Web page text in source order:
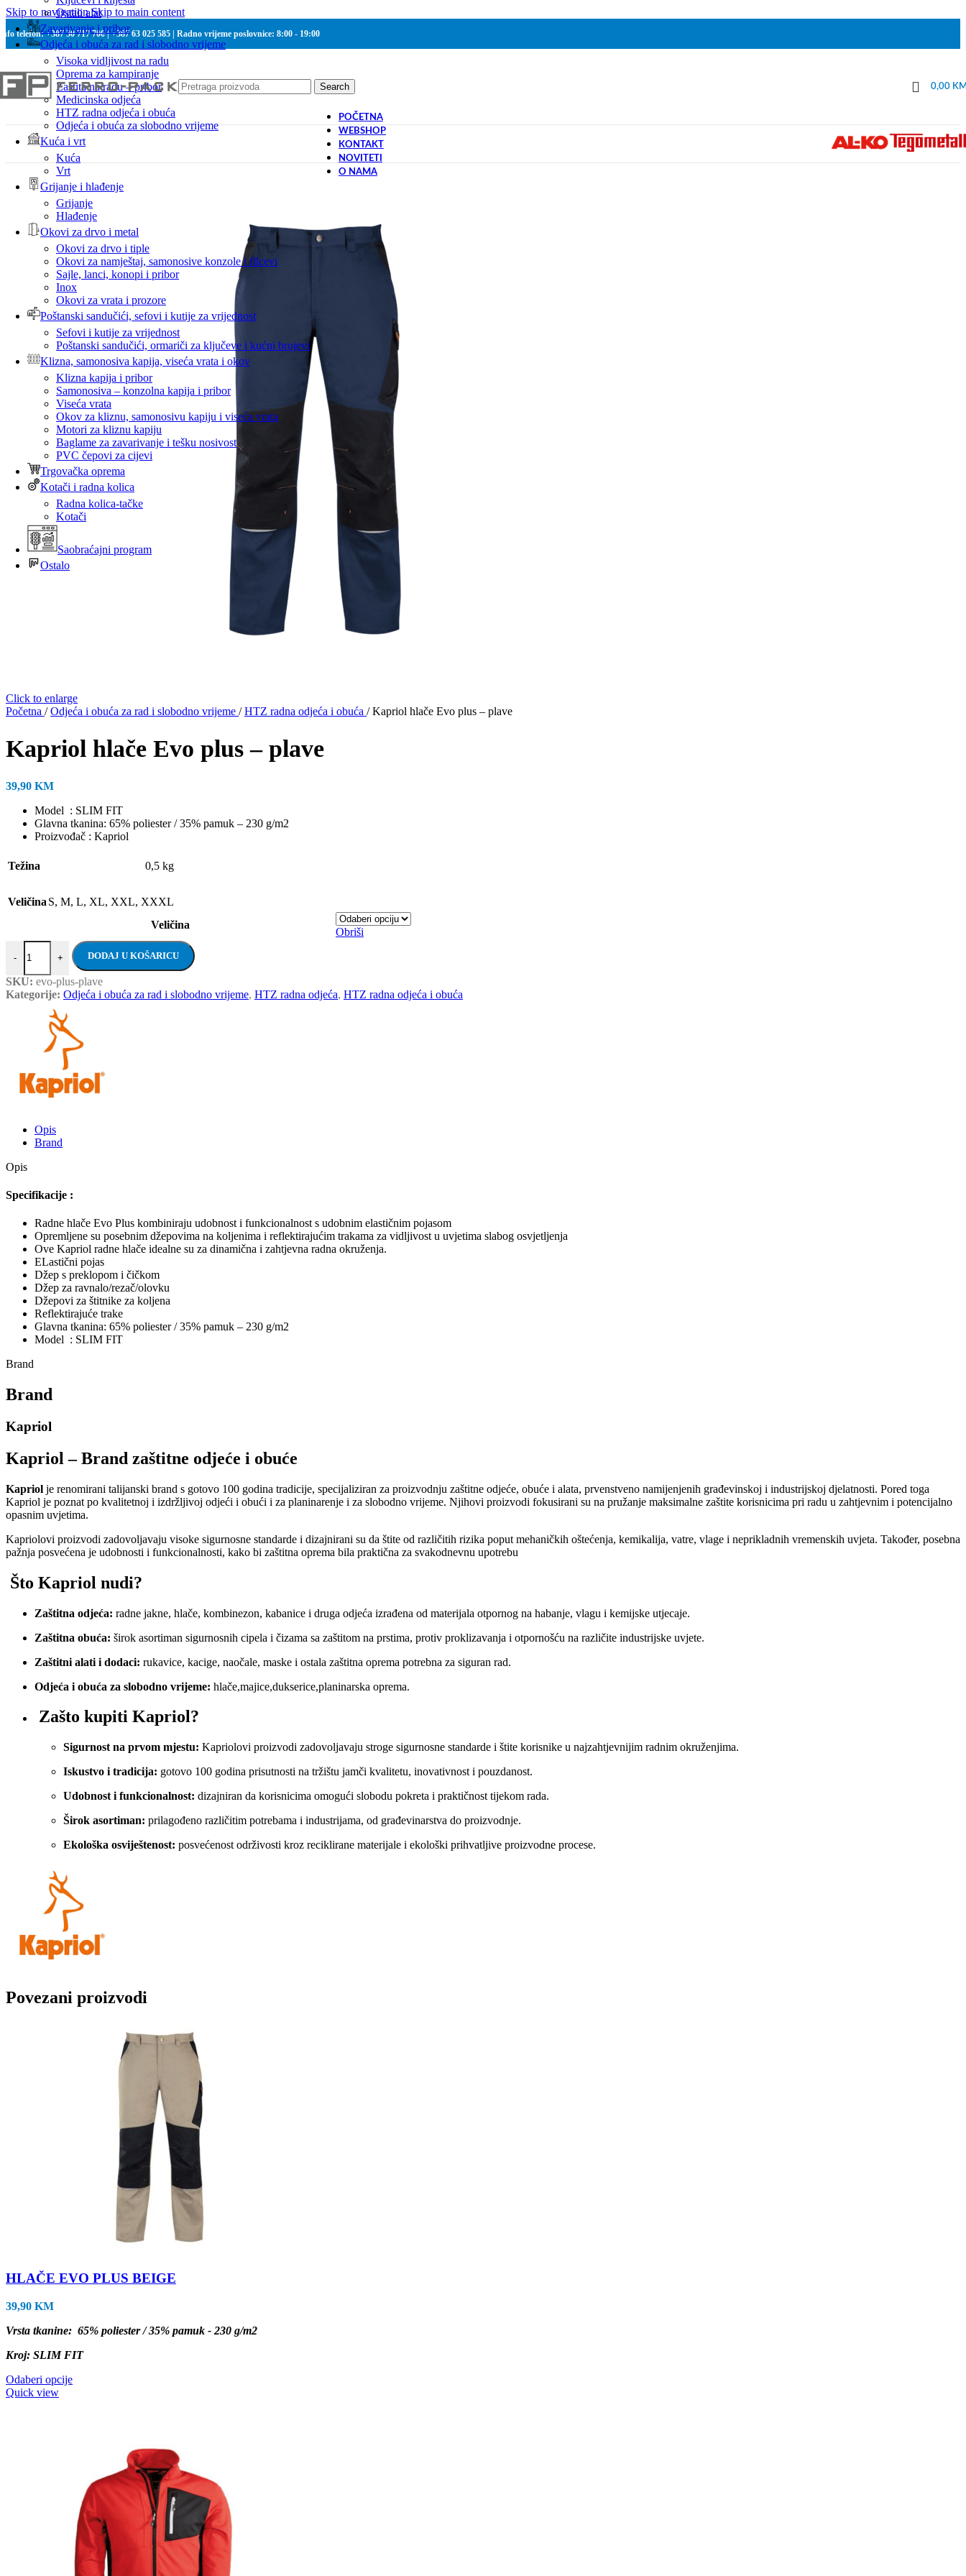
Skip to navigationSkip to main content
telefon: +387 30 717 700 | +387 63 025 585 | Radno vrijeme poslovnice: 8:00 - 19:00
Search 0,00
Ostali alat
Zavarivanje i pribor
Odjeća i obuća za rad i slobodno vrijeme
Visoka vidljivost na radu
Oprema za kampiranje
Zaštita na radu – pribor
Medicinska odjeća
HTZ radna odjeća i obuća
Odjeća i obuća za slobodno vrijeme
Kuća i vrt
Kuća
Vrt
Grijanje i hlađenje
Grijanje
Hlađenje
Okovi za drvo i metal
Okovi za drvo i tiple
Okovi za namještaj, samonosive konzole i filcevi
Sajle, lanci, konopi i pribor
Inox
Okovi za vrata i prozore
Poštanski sandučići, sefovi i kutije za vrijednost
Sefovi i kutije za vrijednost
Poštanski sandučići, ormariči za ključeve i kućni brojevi
Klizna, samonosiva kapija, viseća vrata i okov
Klizna kapija i pribor
Samonosiva – konzolna kapija i pribor
Viseća vrata
Okov za kliznu, samonosivu kapiju i viseća vrata
Motori za kliznu kapiju
Baglame za zavarivanje i tešku nosivost
PVC čepovi za cijevi
Trgovačka oprema
Kotači i radna kolica
Radna kolica-tačke
Kotači
Saobraćajni program
Ostalo
POČETNA
WEBSHOP
KONTAKT
NOVITETI
O NAMA
Click to enlarge
Početna / Odjeća i obuća za rad i slobodno vrijeme / HTZ radna odjeća i obuća / Kapriol hlače Evo plus – plave
Kapriol hlače Evo plus – plave
39,90 KM
Model : SLIM FIT
Glavna tkanina: 65% poliester / 35% pamuk – 230 g/m2
Proizvođač : Kapriol
Težina 0,5 kg
Veličina S, M, L, XL, XXL, XXXL
Veličina
Obriši
-
Kapriol hlače Evo plus - plave količina
+ DODAJ U KOŠARICU
SKU: evo-plus-plave
Kategorije: Odjeća i obuća za rad i slobodno vrijeme, HTZ radna odjeća, HTZ radna odjeća i obuća
Opis
Brand
Opis
Specifikacije :
Radne hlače Evo Plus kombiniraju udobnost i funkcionalnost s udobnim elastičnim pojasom
Opremljene su posebnim džepovima na koljenima i reflektirajućim trakama za vidljivost u uvjetima slabog osvjetljenja
Ove Kapriol radne hlače idealne su za dinamična i zahtjevna radna okruženja.
ELastični pojas
Džep s preklopom i čičkom
Džep za ravnalo/rezač/olovku
Džepovi za štitnike za koljena
Reflektirajuće trake
Glavna tkanina: 65% poliester / 35% pamuk – 230 g/m2
Model : SLIM FIT
Brand
Brand
Kapriol
Kapriol – Brand zaštitne odjeće i obuće
Kapriol je renomirani talijanski brand s gotovo 100 godina tradicije, specijaliziran za proizvodnju zaštitne odjeće, obuće i alata, prvenstveno namijenjenih građevinskoj i industrijskoj djelatnosti. Pored toga
Kapriol je poznat po kvalitetnoj i izdržljivoj odjeći i obući i za planinarenje i za slobodno vrijeme. Njihovi proizvodi fokusirani su na pružanje maksimalne zaštite korisnicima pri radu u zahtjevnim i potencijalno
opasnim uvjetima.
Kapriolovi proizvodi zadovoljavaju visoke sigurnosne standarde i dizajnirani su da štite od različitih rizika poput mehaničkih oštećenja, kemikalija, vatre, vlage i neprikladnih vremenskih uvjeta. Također, posebna
pažnja posvećena je udobnosti i funkcionalnosti, kako bi zaštitna oprema bila praktična za svakodnevnu upotrebu
Što Kapriol nudi?
Zaštitna odjeća: radne jakne, hlače, kombinezon, kabanice i druga odjeća izrađena od materijala otpornog na habanje, vlagu i kemijske utjecaje.
Zaštitna obuća: širok asortiman sigurnosnih cipela i čizama sa zaštitom na prstima, protiv proklizavanja i otpornošću na različite industrijske uvjete.
Zaštitni alati i dodaci: rukavice, kacige, naočale, maske i ostala zaštitna oprema potrebna za siguran rad.
Odjeća i obuća za slobodno vrijeme: hlače,majice,dukserice,planinarska oprema.
Zašto kupiti Kapriol?
Sigurnost na prvom mjestu: Kapriolovi proizvodi zadovoljavaju stroge sigurnosne standarde i štite korisnike u najzahtjevnijim radnim okruženjima.
Iskustvo i tradicija: gotovo 100 godina prisutnosti na tržištu jamči kvalitetu, inovativnost i pouzdanost.
Udobnost i funkcionalnost: dizajniran da korisnicima omogući slobodu pokreta i praktičnost tijekom rada.
Širok asortiman: prilagođeno različitim potrebama i industrijama, od građevinarstva do proizvodnje.
Ekološka osviještenost: posvećenost održivosti kroz reciklirane materijale i ekološki prihvatljive proizvodne procese.
Povezani proizvodi
HLAČE EVO PLUS BEIGE
39,90 KM
Vrsta tkanine: 65% poliester / 35% pamuk - 230 g/m2
Kroj: SLIM FIT
Odaberi opcijeOvaj
odabrati
stranici
proizvoda
Quick view